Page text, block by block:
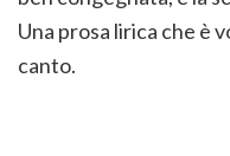
Una prosa lirica che è
canto.